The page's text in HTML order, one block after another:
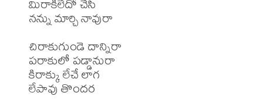
నన్ను మార్చి నావురా
చిరాకుగుండె దాన్నిరా
పరాకులో పడ్డానురా
కిరాక్కు లేచే లాగ
లేపావు తొందర